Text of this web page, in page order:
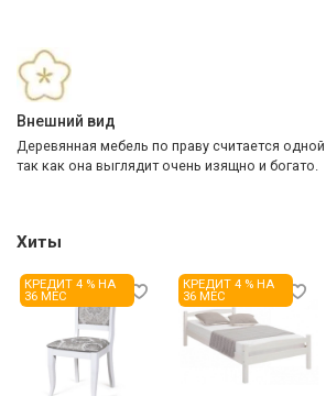
Внешний вид
Деревянная мебель по праву считается
так как она выглядит очень изящно и богато.
Хиты
КРЕДИТ 4 % НА
36 МЕС
КРЕДИТ 4 % НА
36 МЕС